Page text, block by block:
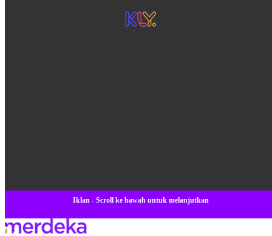
Iklan - Scroll ke bawah untuk melanjutkan